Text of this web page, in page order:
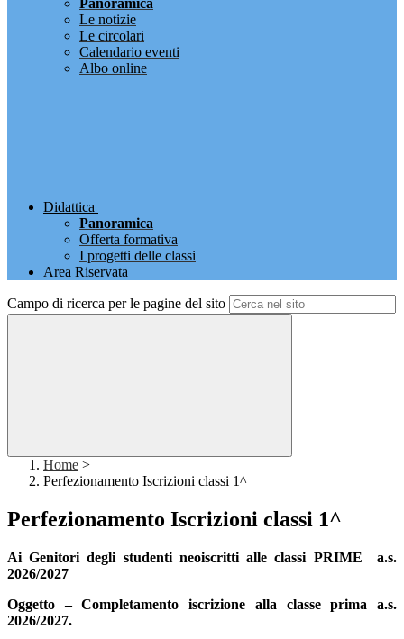
Panoramica
Le notizie
Le circolari
Calendario eventi
Albo online
Didattica
Panoramica
Offerta formativa
I progetti delle classi
Area Riservata
Campo di ricerca per le pagine del sito
Home >
Perfezionamento Iscrizioni classi 1^
Perfezionamento Iscrizioni classi 1^
Ai Genitori degli studenti neoiscritti alle classi PRIME a.s.
2026/2027
Oggetto – Completamento iscrizione alla classe prima a.s.
2026/2027.